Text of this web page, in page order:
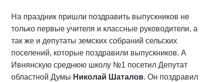
На праздник пришли поздравить выпускников не
только первые учителя и классные руководители, а
так же и депутаты земских собраний сельских
поселений, которые поздравили выпускников. А
Ивнянскую среднюю школу №1 посетил Депутат
областной Думы Николай Шаталов. Он поздравил